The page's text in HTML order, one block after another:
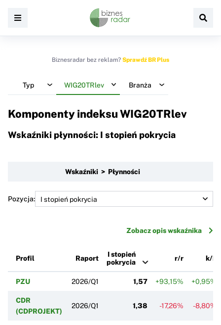
Biznesradar bez reklam? Sprawdź BR Plus
Typ WIG20TRlev Branża
Komponenty indeksuWIG20TRlev
Wskaźniki płynności: I stopień pokrycia
Wskaźniki > Płynności
Pozycja:
Zobacz opis wskaźnika
Profil Raport
I stopień
pokrycia
r/r k/k
PZU 2026/Q1 1,57 +93,15% +0,95%
CDR
(CDPROJEKT)
2026/Q1 1,38 -17,26% -8,80%